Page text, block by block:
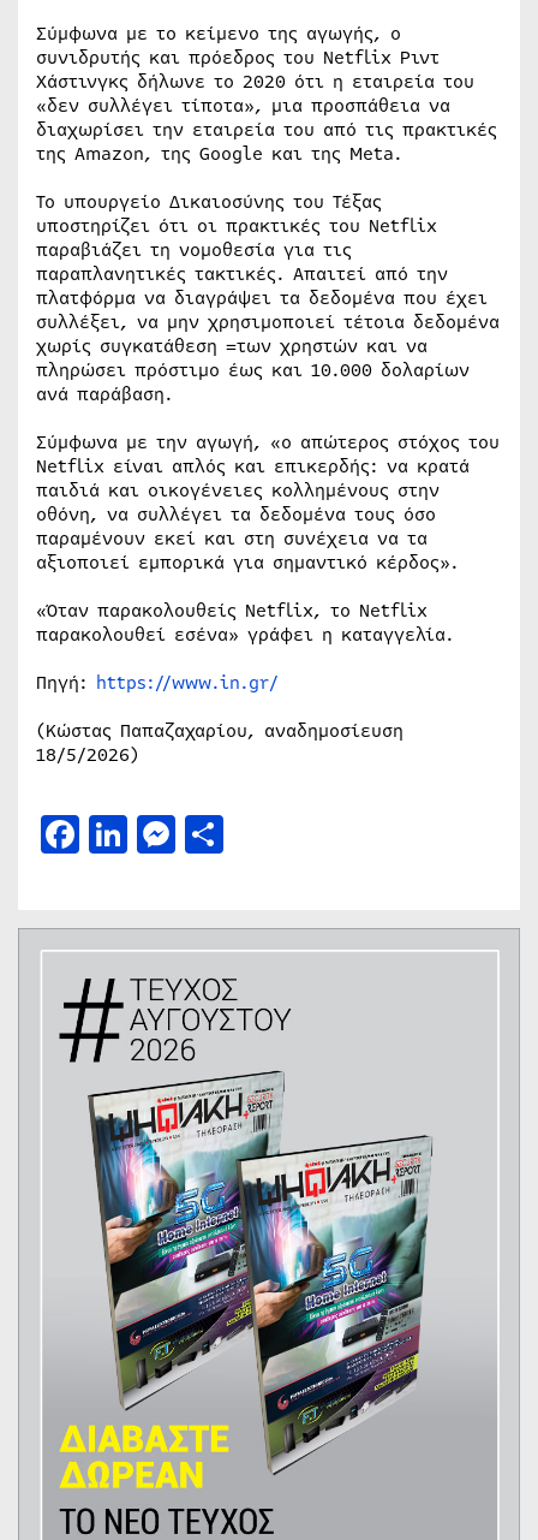
Σύμφωνα με το κείμενο της αγωγής, ο
συνιδρυτής και πρόεδρος του Netflix Ριντ
Χάστινγκς δήλωνε το 2020 ότι η εταιρεία του
«δεν συλλέγει τίποτα», μια προσπάθεια να
διαχωρίσει την εταιρεία του από τις πρακτικές
της Amazon, της Google και της Meta.
Το υπουργείο Δικαιοσύνης του Τέξας
υποστηρίζει ότι οι πρακτικές του Netflix
παραβιάζει τη νομοθεσία για τις
παραπλανητικές τακτικές. Απαιτεί από την
πλατφόρμα να διαγράψει τα δεδομένα που έχει
συλλέξει, να μην χρησιμοποιεί τέτοια δεδομένα
χωρίς συγκατάθεση =των χρηστών και να
πληρώσει πρόστιμο έως και 10.000 δολαρίων
ανά παράβαση.
Σύμφωνα με την αγωγή, «ο απώτερος στόχος του
Netflix είναι απλός και επικερδής: να κρατά
παιδιά και οικογένειες κολλημένους στην
οθόνη, να συλλέγει τα δεδομένα τους όσο
παραμένουν εκεί και στη συνέχεια να τα
αξιοποιεί εμπορικά για σημαντικό κέρδος».
«Όταν παρακολουθείς Netflix, το Netflix
παρακολουθεί εσένα» γράφει η καταγγελία.
Πηγή: https://www.in.gr/
(Κώστας Παπαζαχαρίου, αναδημοσίευση
18/5/2026)
Facebook
LinkedIn
Messenger